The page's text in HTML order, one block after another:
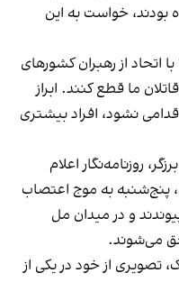
بودند، خواست به این
اتحاد از رهبران کشورهای
ما قطع کنند. ابراز
نشود، افراد بیشتری
روزنامه‌نگار اعلام
پنج‌شنبه به موج اعتصاب
و در میدان مل
می‌شوند.
تصویری از خود در یکی از